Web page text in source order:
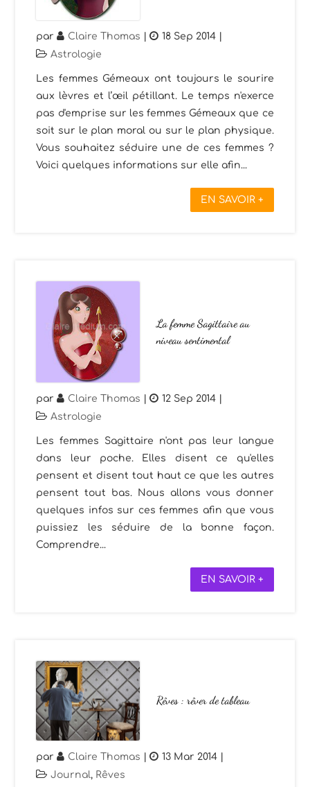
par Claire Thomas | 18 Sep 2014 |
Astrologie
Les femmes Gémeaux ont toujours le sourire
aux lèvres et l’œil pétillant. Le temps n'exerce
pas d'emprise sur les femmes Gémeaux que ce
soit sur le plan moral ou sur le plan physique.
Vous souhaitez séduire une de ces femmes ?
Voici quelques informations sur elle afin...
EN SAVOIR +
La femme Sagittaire au
niveau sentimental
par Claire Thomas | 12 Sep 2014
Astrologie
Les femmes Sagittaire n'ont pas leur langue
dans leur poche. Elles disent ce qu'elles
pensent et disent tout haut ce que les autres
pensent tout bas. Nous allons vous donner
quelques infos sur ces femmes afin que vous
puissiez les séduire de la bonne façon.
Comprendre...
EN SAVOIR +
Rêves : rêver de tableau
par Claire Thomas | 13 Mar 2014
Journal, Rêves